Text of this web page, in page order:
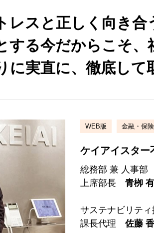
レスと正しく向き
する今だからこそ、
に実直に、徹底して
WEB版 金融・保
ケイアイスター
総務部 兼 人事部
上席部長 青栁
サステナビリテ
課長代理佐藤